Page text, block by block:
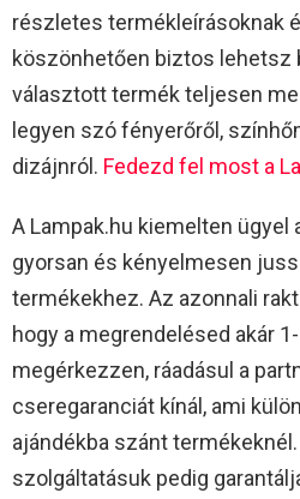
részletes termékleírásoknak
köszönhetően biztos lehetsz
választott termék teljesen
legyen szó fényerőről,
dizájnról. Fedezd fel most a
A Lampak.hu kiemelten ügyel
gyorsan és kényelmesen
termékekhez. Az azonnali
hogy a megrendelésed akár
megérkezzen, ráadásul a
cseregaranciát kínál, ami
ajándékba szánt
szolgáltatásuk pedig